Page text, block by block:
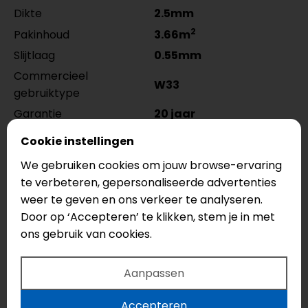
Dikte
2.5mm
Pakinhoud
3.66m2
Slijtlaag
0.55mm
Commercieel
gebruiktype
W33
Garantie
20 jaar
Vloerverwarming
Warmteweerstand
0.02m2k/w
Look
Houtlook
Tarkett ID Inspiration 55 Supernature visgraat
60x15cm 24537093 met de afmeting 60 x 15 cm is
speciaal ontwikkeld om in visgraat motief te leggen.
Vraag een offerte aan voor deTarkett ID
Inspiration 55 Supernature visgraat 60x15cm
Cookie instellingen
We gebruiken cookies om jouw browse-ervaring
te verbeteren, gepersonaliseerde advertenties
weer te geven en ons verkeer te analyseren.
Door op ‘Accepteren’ te klikken, stem je in met
ons gebruik van cookies.
Aanpassen